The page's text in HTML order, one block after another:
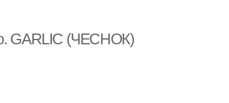
GARLIC (ЧЕСНОК)